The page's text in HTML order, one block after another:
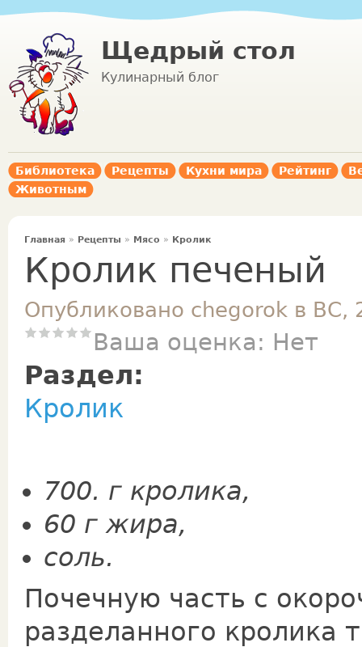
Щедрый стол
Кулинарный блог
Библиотека Рецепты Кухни мира Рейтинг
Животным
Главная » Рецепты » Мясо » Кролик
Кролик печеный
Опубликовано chegorok в ВС,
Ваша оценка: Нет
Раздел:
Кролик
700. г кролика,
60 г жира,
соль.
Почечную часть с
разделанного кролика